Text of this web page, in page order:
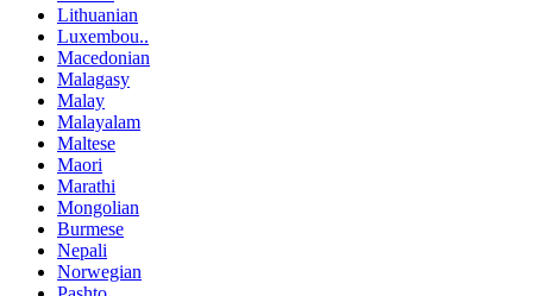
Lithuanian
Luxembou..
Macedonian
Malagasy
Malay
Malayalam
Maltese
Maori
Marathi
Mongolian
Burmese
Nepali
Norwegian